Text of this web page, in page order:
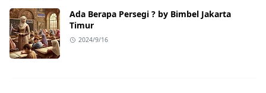
Ada Berapa Persegi ? by Bimbel Jakarta
Timur
2024/9/16